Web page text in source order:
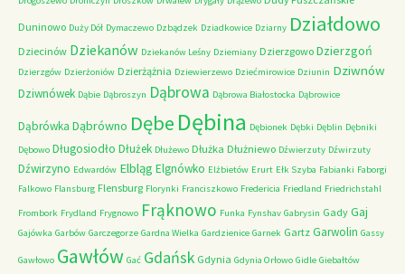
Duninowo Duży Dół Dymaczewo Dzbądzek Dziadkowice Dziarny Działdowo
Dziecinów Dziekanów Dziekanów Leśny Dziemiany Dzierzgowo Dzierzgoń
Dzierzgów Dzierżoniów Dzierżążnia Dziewierzewo Dziećmirowice Dziunin Dziwnów
Dziwnówek Dąbie Dąbroszyn Dąbrowa Dąbrowa Białostocka Dąbrowice
Dąbrówka Dąbrówno Dębe Dębina Dębionek Dębki Dęblin Dębniki
Dębowo Długosiodło Dłużek Dłużewo Dłużka Dłużniewo Dźwierzuty Dźwirzuty
Dźwirzyno Edwardów Elbląg Elgnówko Elżbietów Erurt Ełk Szyba Fabianki Faborgi
Falkowo Flansburg Flensburg Florynki Franciszkowo Fredericia Friedland Friedrichstahl
Frombork Frydland Frygnowo Frąknowo Funka Fynshav Gabrysin Gady Gaj
Gajówka Garbów Garczegorze Gardna Wielka Gardzienice Garnek Gartz Garwolin Gassy
Gawłowo Gawłów Gać Gdańsk Gdynia Gdynia Orłowo Gidle Giebałtów